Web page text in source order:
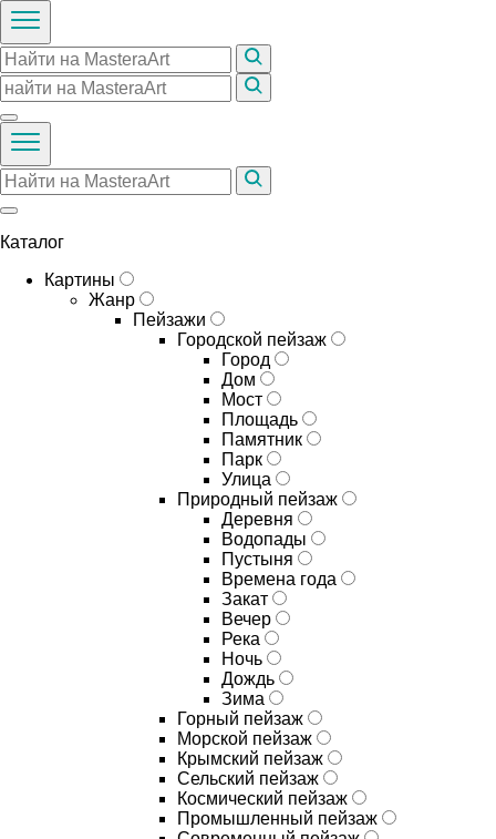
Каталог
Картины
Жанр
Пейзажи
Городской пейзаж
Город
Дом
Мост
Площадь
Памятник
Парк
Улица
Природный пейзаж
Деревня
Водопады
Пустыня
Времена года
Закат
Вечер
Река
Ночь
Дождь
Зима
Горный пейзаж
Морской пейзаж
Крымский пейзаж
Сельский пейзаж
Космический пейзаж
Промышленный пейзаж